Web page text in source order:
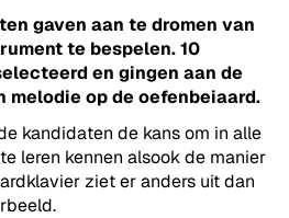
gaven aan te dromen van
te bespelen. 10
en gingen aan de
melodie op de oefenbeiaard.
kandidaten de kans om in alle
leren kennen alsook de manier
ziet er anders uit dan